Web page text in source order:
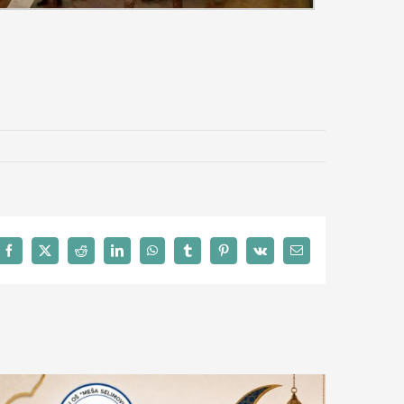
Facebook
X Reddit LinkedInWhatsAppTumblrPinterest
Vk Email